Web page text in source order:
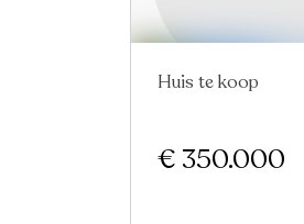
Nieuw
Huis te koop
€ 350.000